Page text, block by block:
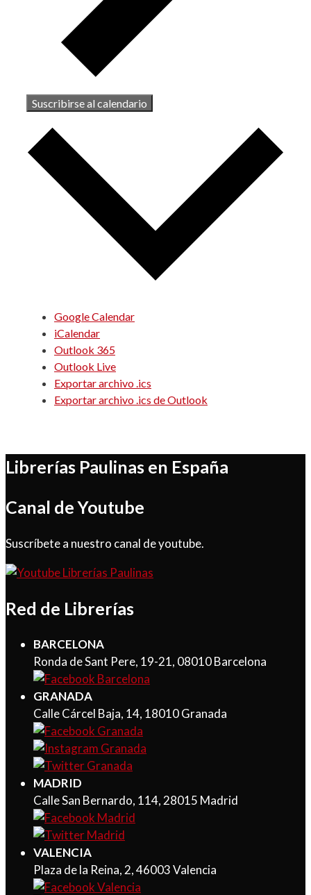
Suscribirse al calendario
Google Calendar
iCalendar
Outlook 365
Outlook Live
Exportar archivo .ics
Exportar archivo .ics de Outlook
Librerías Paulinas en España
Canal de Youtube
Suscríbete a nuestro canal de youtube.
Red de Librerías
BARCELONA
Ronda de Sant Pere, 19-21, 08010 Barcelona
GRANADA
Calle Cárcel Baja, 14, 18010 Granada
MADRID
Calle San Bernardo, 114, 28015 Madrid
VALENCIA
Plaza de la Reina, 2, 46003 Valencia